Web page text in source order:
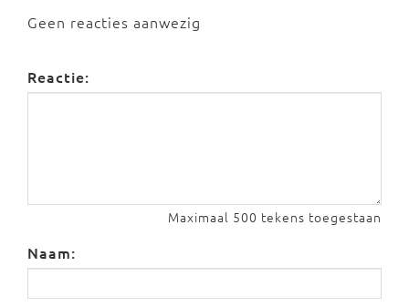
Geen reacties aanwezig
Reactie:
Maximaal 500 tekens toegestaan
Naam: